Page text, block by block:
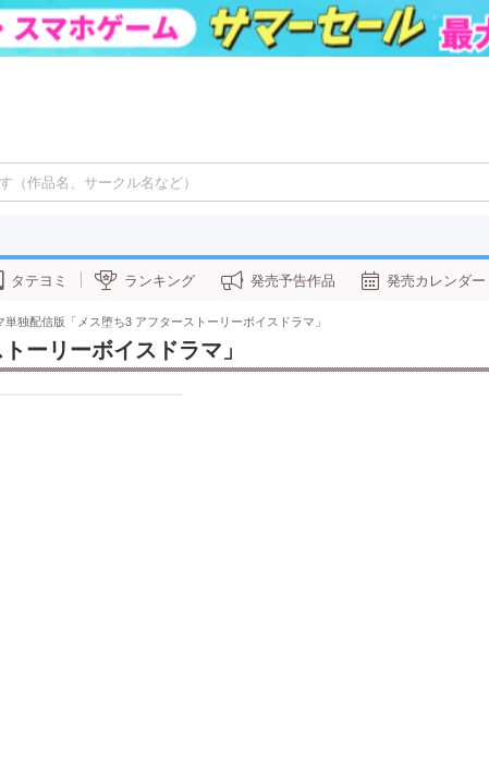
タテヨミ ランキング 発売予告作品 発売カレンダー
単独配信版「メス堕ち3 アフターストーリーボイスドラマ」
ーリーボイスドラマ」